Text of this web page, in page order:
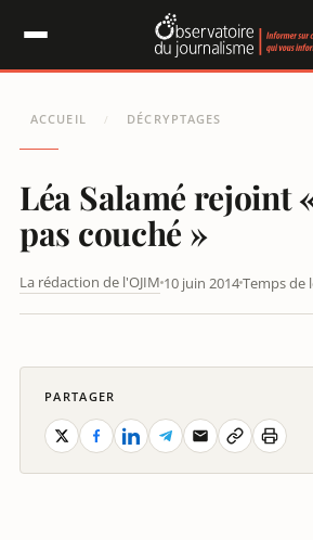
ACCUEIL / DÉCRYPTAGES
Léa Salamé rejoint
pas couché »
La rédaction de l'OJIM 10 juin 2014Temps de
PARTAGER
Panneau de gestion des cookies